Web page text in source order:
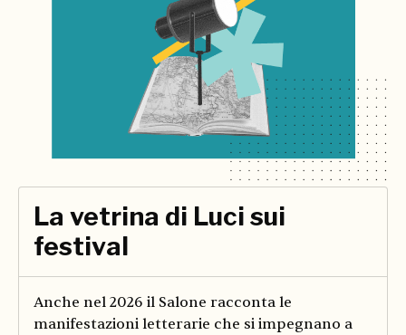
La vetrina di Luci sui
festival
Anche nel 2026 il Salone racconta le
manifestazioni letterarie che si impegnano a